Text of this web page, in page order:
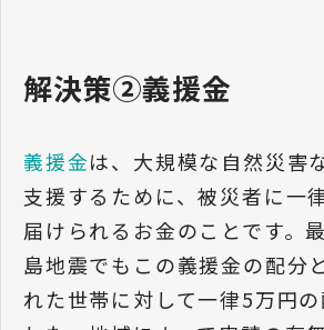
解決策②義援金
義援金は、大規模な自然災害
支援するために、被災者に一
届けられるお金のことです。
島地震でもこの義援金の配分
れた世帯に対して一律5万円